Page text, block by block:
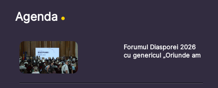
Agenda
Forumul Diasporei 2026
cu genericul „Oriunde am